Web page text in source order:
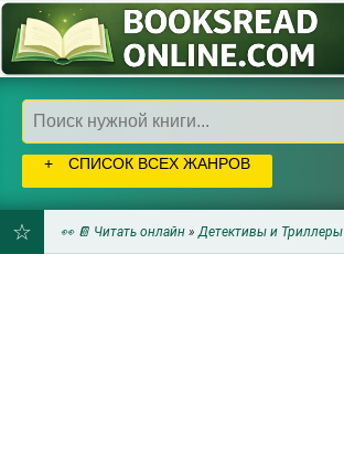
СПИСОК ВСЕХ ЖАНРОВ
👀 📔 Читать онлайн »Детективы и Триллеры